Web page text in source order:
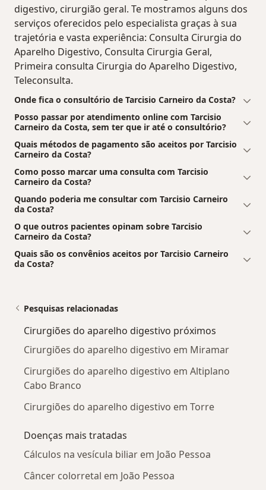
digestivo, cirurgião geral. Te mostramos alguns dos
serviços oferecidos pelo especialista graças à sua
trajetória e vasta experiência: Consulta Cirurgia do
Aparelho Digestivo, Consulta Cirurgia Geral,
Primeira consulta Cirurgia do Aparelho Digestivo,
Teleconsulta.
Onde fica o consultório de Tarcisio Carneiro da Costa?
Posso passar por atendimento online com Tarcisio
Carneiro da Costa, sem ter que ir até o consultório?
Quais métodos de pagamento são aceitos por Tarcisio
Carneiro da Costa?
Como posso marcar uma consulta com Tarcisio
Carneiro da Costa?
Quando poderia me consultar com Tarcisio Carneiro
da Costa?
O que outros pacientes opinam sobre Tarcisio
Carneiro da Costa?
Quais são os convênios aceitos por Tarcisio Carneiro
da Costa?
Pesquisas relacionadas
Cirurgiões do aparelho digestivo próximos
Cirurgiões do aparelho digestivo em Miramar
Cirurgiões do aparelho digestivo em Altiplano
Cabo Branco
Cirurgiões do aparelho digestivo em Torre
Doenças mais tratadas
Cálculos na vesícula biliar em João Pessoa
Câncer colorretal em João Pessoa